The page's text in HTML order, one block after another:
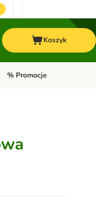
Koszyk
Otwórz menu kategorii: Top
% Promocje